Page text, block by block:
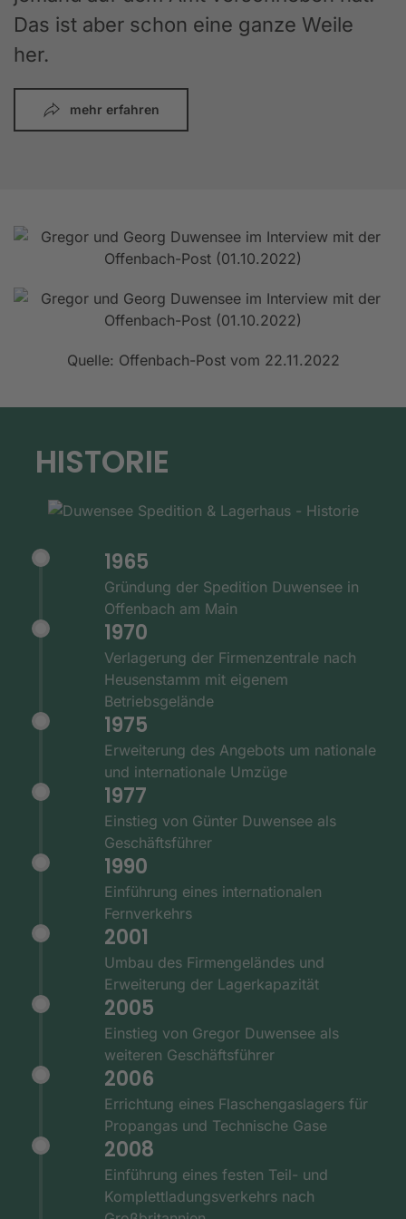
Das ist aber schon eine ganze Weile
her.
mehr erfahren
Quelle: Offenbach-Post vom 22.11.2022
HISTORIE
1965
Gründung der Spedition Duwensee in
Offenbach am Main
1970
Verlagerung der Firmenzentrale nach
Heusenstamm mit eigenem
Betriebsgelände
1975
Erweiterung des Angebots um nationale
und internationale Umzüge
1977
Einstieg von Günter Duwensee als
Geschäftsführer
1990
Einführung eines internationalen
Fernverkehrs
2001
Umbau des Firmengeländes und
Erweiterung der Lagerkapazität
2005
Einstieg von Gregor Duwensee als
weiteren Geschäftsführer
2006
Errichtung eines Flaschengaslagers für
Propangas und Technische Gase
2008
Einführung eines festen Teil- und
Komplettladungsverkehrs nach